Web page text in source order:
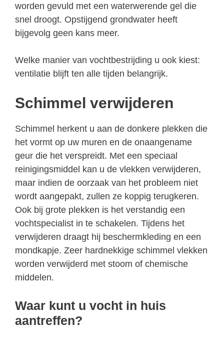
worden gevuld met een waterwerende gel die
snel droogt. Opstijgend grondwater heeft
bijgevolg geen kans meer.
Welke manier van vochtbestrijding u ook kiest:
ventilatie blijft ten alle tijden belangrijk.
Schimmel verwijderen
Schimmel herkent u aan de donkere plekken die
het vormt op uw muren en de onaangename
geur die het verspreidt. Met een speciaal
reinigingsmiddel kan u de vlekken verwijderen,
maar indien de oorzaak van het probleem niet
wordt aangepakt, zullen ze koppig terugkeren.
Ook bij grote plekken is het verstandig een
vochtspecialist in te schakelen. Tijdens het
verwijderen draagt hij beschermkleding en een
mondkapje. Zeer hardnekkige schimmel vlekken
worden verwijderd met stoom of chemische
middelen.
Waar kunt u vocht in huis
aantreffen?